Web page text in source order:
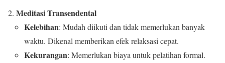
Meditasi Transendental
Kelebihan: Mudah diikuti dan tidak memerlukan banyak
waktu. Dikenal memberikan efek relaksasi cepat.
Kekurangan: Memerlukan biaya untuk pelatihan formal.